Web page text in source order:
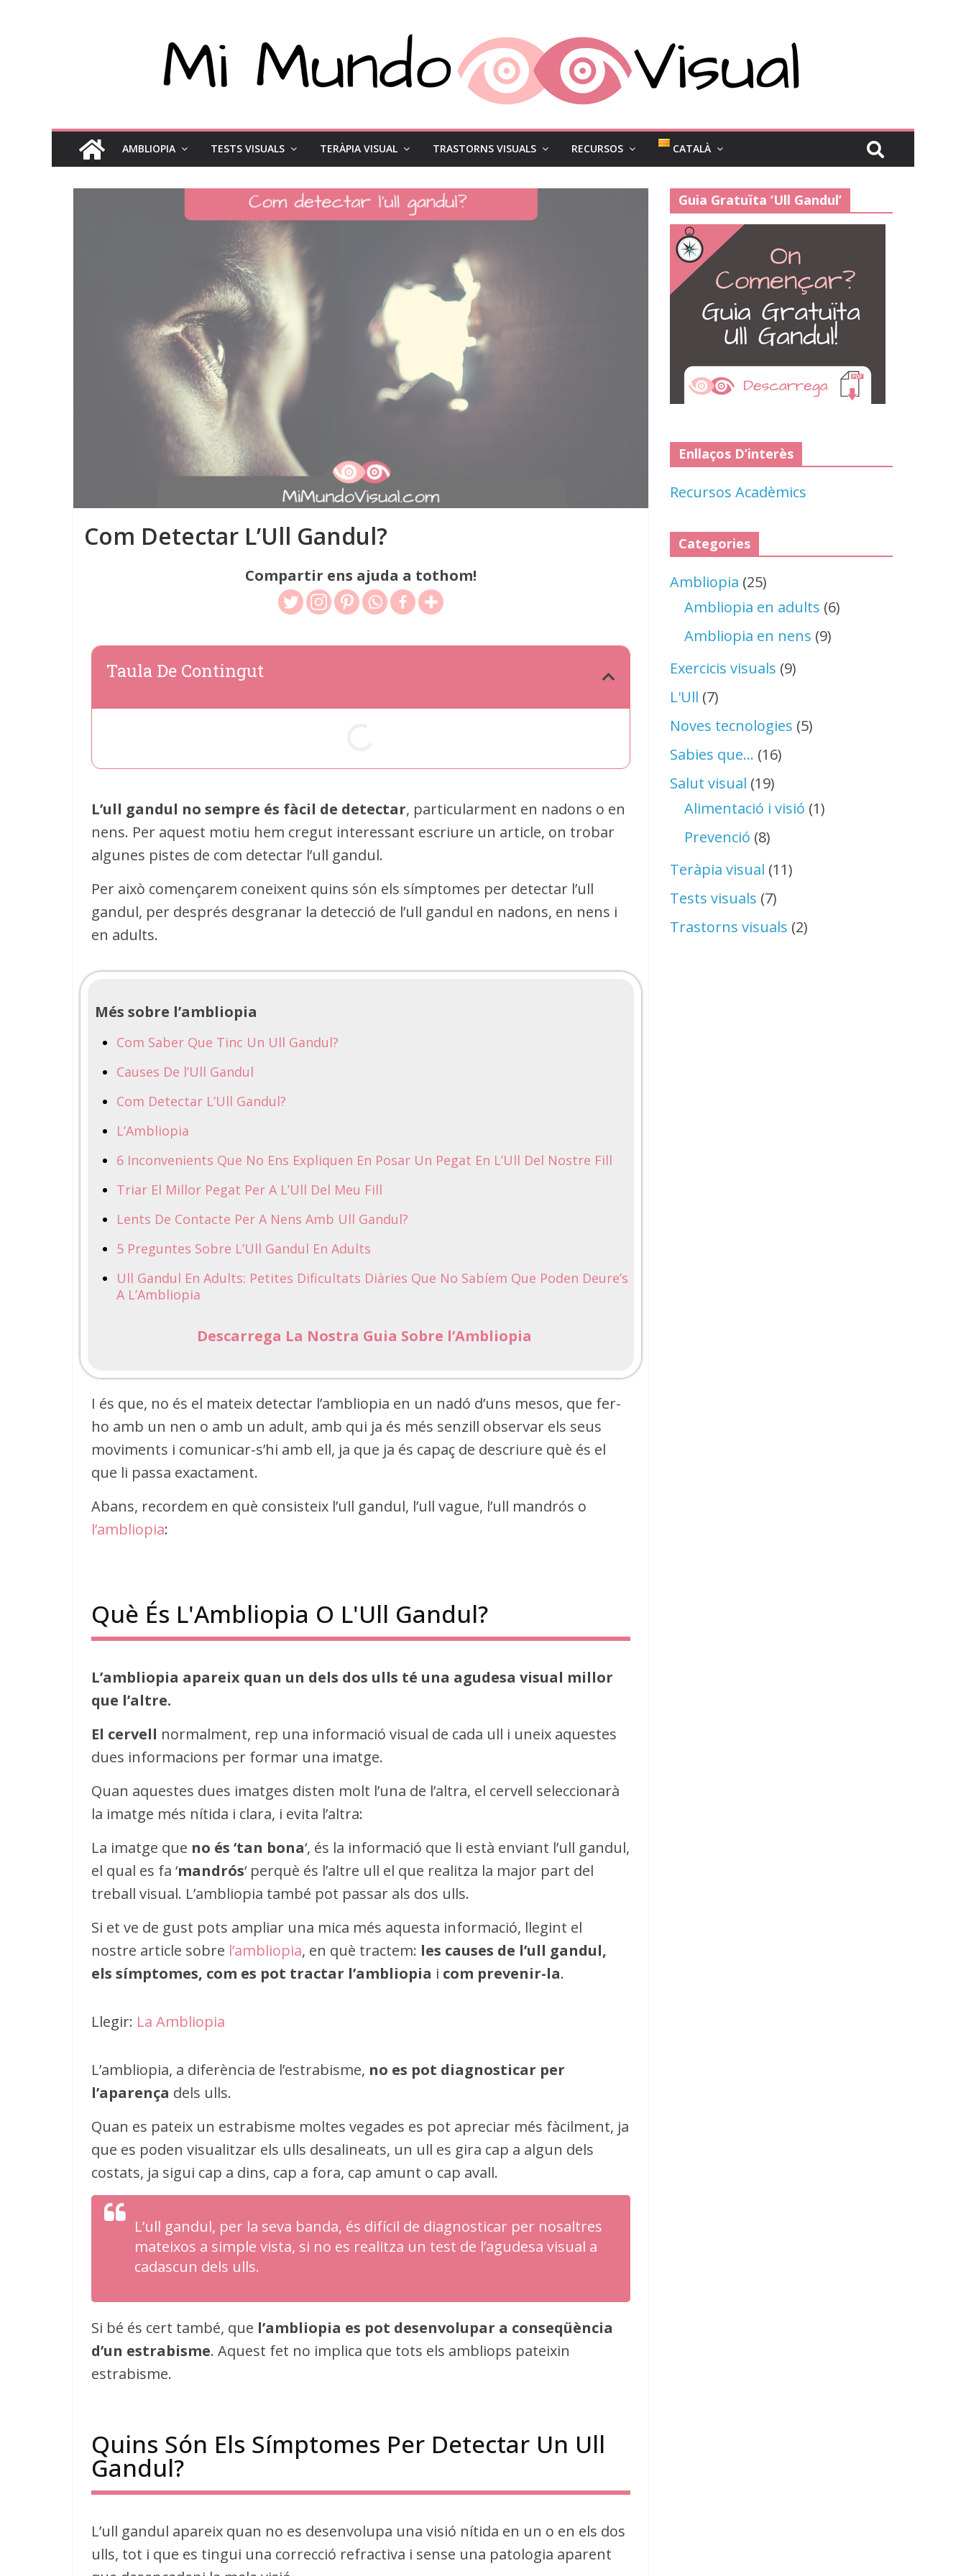
AMBLIOPIA TESTS VISUALS TERÀPIA VISUAL TRASTORNS VISUALS RECURSOS CATALÀ
Com Detectar L’Ull Gandul?
Compartir ens ajuda a tothom!
Taula De Contingut
L’ull gandul no sempre és fàcil de detectar, particularment en nadons o en
nens. Per aquest motiu hem cregut interessant escriure un article, on trobar
algunes pistes de com detectar l’ull gandul.
Per això començarem coneixent quins són els símptomes per detectar l’ull
gandul, per després desgranar la detecció de l’ull gandul en nadons, en nens i
en adults.
Més sobre l’ambliopia
Com Saber Que Tinc Un Ull Gandul?
Causes De l’Ull Gandul
Com Detectar L’Ull Gandul?
L’Ambliopia
6 Inconvenients Que No Ens Expliquen En Posar Un Pegat En L’Ull Del Nostre Fill
Triar El Millor Pegat Per A L’Ull Del Meu Fill
Lents De Contacte Per A Nens Amb Ull Gandul?
5 Preguntes Sobre L’Ull Gandul En Adults
Ull Gandul En Adults: Petites Dificultats Diàries Que No Sabíem Que Poden Deure’s
A L’Ambliopia
Descarrega La Nostra Guia Sobre l’Ambliopia
I és que, no és el mateix detectar l’ambliopia en un nadó d’uns mesos, que fer-
ho amb un nen o amb un adult, amb qui ja és més senzill observar els seus
moviments i comunicar-s’hi amb ell, ja que ja és capaç de descriure què és el
que li passa exactament.
Abans, recordem en què consisteix l’ull gandul, l’ull vague, l’ull mandrós o
l’ambliopia:
Què És L'Ambliopia O L'Ull Gandul?
L’ambliopia apareix quan un dels dos ulls té una agudesa visual millor
que l’altre.
El cervell normalment, rep una informació visual de cada ull i uneix aquestes
dues informacions per formar una imatge.
Quan aquestes dues imatges disten molt l’una de l’altra, el cervell seleccionarà
la imatge més nítida i clara, i evita l’altra:
La imatge que no és ‘tan bona‘, és la informació que li està enviant l’ull gandul,
el qual es fa ‘mandrós‘ perquè és l’altre ull el que realitza la major part del
treball visual. L’ambliopia també pot passar als dos ulls.
Si et ve de gust pots ampliar una mica més aquesta informació, llegint el
nostre article sobre l’ambliopia, en què tractem: les causes de l’ull gandul,
els símptomes, com es pot tractar l’ambliopia i com prevenir-la.
Llegir: La Ambliopia
L’ambliopia, a diferència de l’estrabisme, no es pot diagnosticar per
l’aparença dels ulls.
Quan es pateix un estrabisme moltes vegades es pot apreciar més fàcilment, ja
que es poden visualitzar els ulls desalineats, un ull es gira cap a algun dels
costats, ja sigui cap a dins, cap a fora, cap amunt o cap avall.
L’ull gandul, per la seva banda, és difícil de diagnosticar per nosaltres
mateixos a simple vista, si no es realitza un test de l’agudesa visual a
cadascun dels ulls.
Si bé és cert també, que l’ambliopia es pot desenvolupar a conseqüència
d’un estrabisme. Aquest fet no implica que tots els ambliops pateixin
estrabisme.
Quins Són Els Símptomes Per Detectar Un Ull
Gandul?
L’ull gandul apareix quan no es desenvolupa una visió nítida en un o en els dos
ulls, tot i que es tingui una correcció refractiva i sense una patologia aparent
Guia Gratuïta ‘Ull Gandul’
Enllaços D’interès
Recursos Acadèmics
Categories
Ambliopia (25)
Ambliopia en adults (6)
Ambliopia en nens (9)
Exercicis visuals (9)
L'Ull (7)
Noves tecnologies (5)
Sabies que… (16)
Salut visual (19)
Alimentació i visió (1)
Prevenció (8)
Teràpia visual (11)
Tests visuals (7)
Trastorns visuals (2)